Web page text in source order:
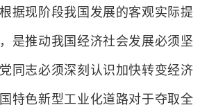
据现阶段我国发展的客观实际提
是推动我国经济社会发展必须坚
同志必须深刻认识加快转变经济
特色新型工业化道路对于夺取全